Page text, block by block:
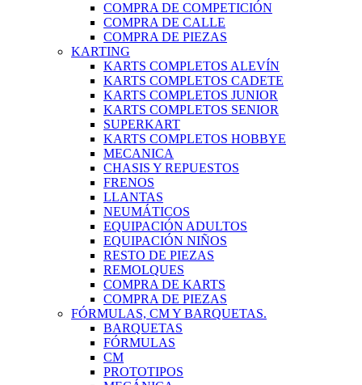
COMPRA DE COMPETICIÓN
COMPRA DE CALLE
COMPRA DE PIEZAS
KARTING
KARTS COMPLETOS ALEVÍN
KARTS COMPLETOS CADETE
KARTS COMPLETOS JUNIOR
KARTS COMPLETOS SENIOR
SUPERKART
KARTS COMPLETOS HOBBYE
MECANICA
CHASIS Y REPUESTOS
FRENOS
LLANTAS
NEUMÁTICOS
EQUIPACIÓN ADULTOS
EQUIPACIÓN NIÑOS
RESTO DE PIEZAS
REMOLQUES
COMPRA DE KARTS
COMPRA DE PIEZAS
FÓRMULAS, CM Y BARQUETAS.
BARQUETAS
FÓRMULAS
CM
PROTOTIPOS